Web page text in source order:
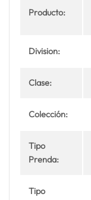
Producto:
Division:
Clase:
Colección:
Tipo
Prenda:
Tipo